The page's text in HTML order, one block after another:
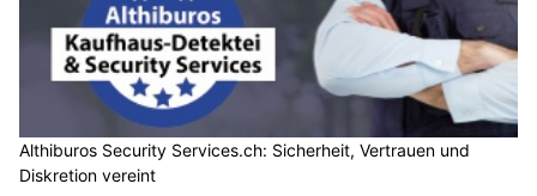
Althiburos Security Services.ch: Sicherheit, Vertrauen und
Diskretion vereint